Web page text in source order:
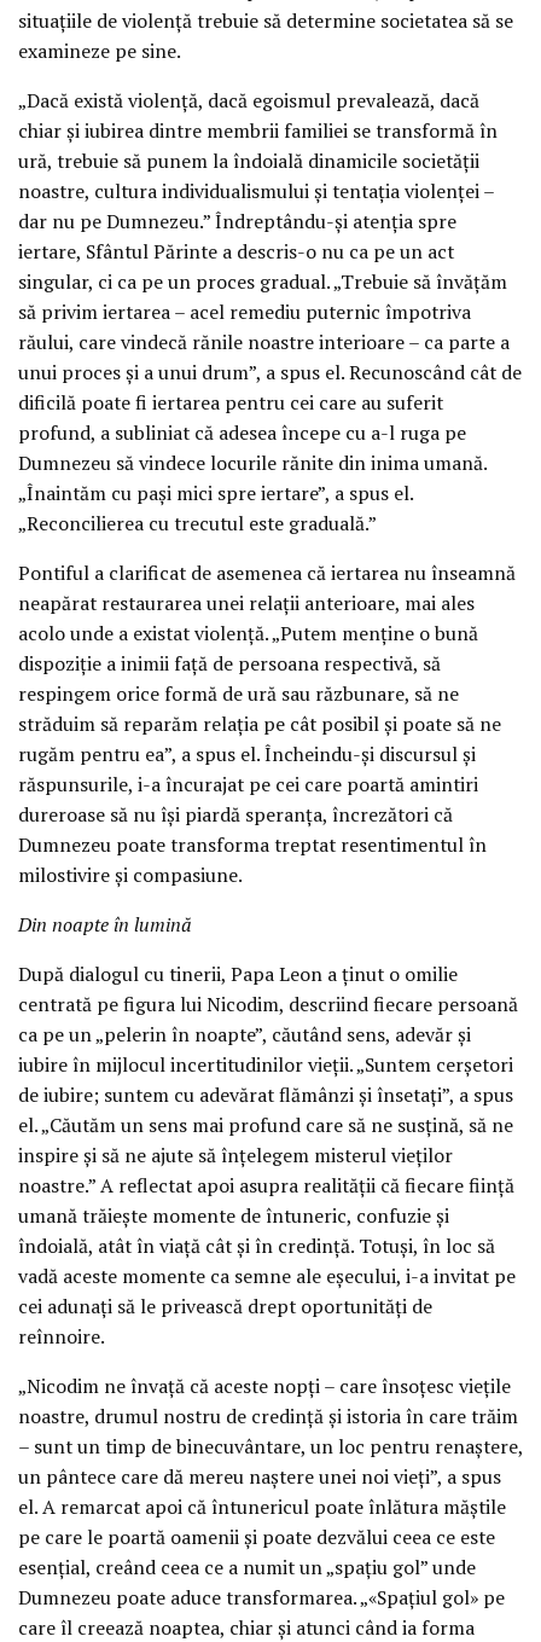
situațiile de violență trebuie să determine societatea să se
examineze pe sine.
„Dacă există violență, dacă egoismul prevalează, dacă
chiar și iubirea dintre membrii familiei se transformă în
ură, trebuie să punem la îndoială dinamicile societății
noastre, cultura individualismului și tentația violenței –
dar nu pe Dumnezeu.” Îndreptându-și atenția spre
iertare, Sfântul Părinte a descris-o nu ca pe un act
singular, ci ca pe un proces gradual. „Trebuie să învățăm
să privim iertarea – acel remediu puternic împotriva
răului, care vindecă rănile noastre interioare – ca parte a
unui proces și a unui drum”, a spus el. Recunoscând cât de
dificilă poate fi iertarea pentru cei care au suferit
profund, a subliniat că adesea începe cu a-l ruga pe
Dumnezeu să vindece locurile rănite din inima umană.
„Înaintăm cu pași mici spre iertare”, a spus el.
„Reconcilierea cu trecutul este graduală.”
Pontiful a clarificat de asemenea că iertarea nu înseamnă
neapărat restaurarea unei relații anterioare, mai ales
acolo unde a existat violență. „Putem menține o bună
dispoziție a inimii față de persoana respectivă, să
respingem orice formă de ură sau răzbunare, să ne
străduim să reparăm relația pe cât posibil și poate să ne
rugăm pentru ea”, a spus el. Încheindu-și discursul și
răspunsurile, i-a încurajat pe cei care poartă amintiri
dureroase să nu își piardă speranța, încrezători că
Dumnezeu poate transforma treptat resentimentul în
milostivire și compasiune.
Din noapte în lumină
După dialogul cu tinerii, Papa Leon a ținut o omilie
centrată pe figura lui Nicodim, descriind fiecare persoană
ca pe un „pelerin în noapte”, căutând sens, adevăr și
iubire în mijlocul incertitudinilor vieții. „Suntem cerșetori
de iubire; suntem cu adevărat flămânzi și însetați”, a spus
el. „Căutăm un sens mai profund care să ne susțină, să ne
inspire și să ne ajute să înțelegem misterul vieților
noastre.” A reflectat apoi asupra realității că fiecare ființă
umană trăiește momente de întuneric, confuzie și
îndoială, atât în viață cât și în credință. Totuși, în loc să
vadă aceste momente ca semne ale eșecului, i-a invitat pe
cei adunați să le privească drept oportunități de
reînnoire.
„Nicodim ne învață că aceste nopți – care însoțesc viețile
noastre, drumul nostru de credință și istoria în care trăim
– sunt un timp de binecuvântare, un loc pentru renaștere,
un pântece care dă mereu naștere unei noi vieți”, a spus
el. A remarcat apoi că întunericul poate înlătura măștile
pe care le poartă oamenii și poate dezvălui ceea ce este
esențial, creând ceea ce a numit un „spațiu gol” unde
Dumnezeu poate aduce transformarea. „«Spațiul gol» pe
care îl creează noaptea, chiar și atunci când ia forma